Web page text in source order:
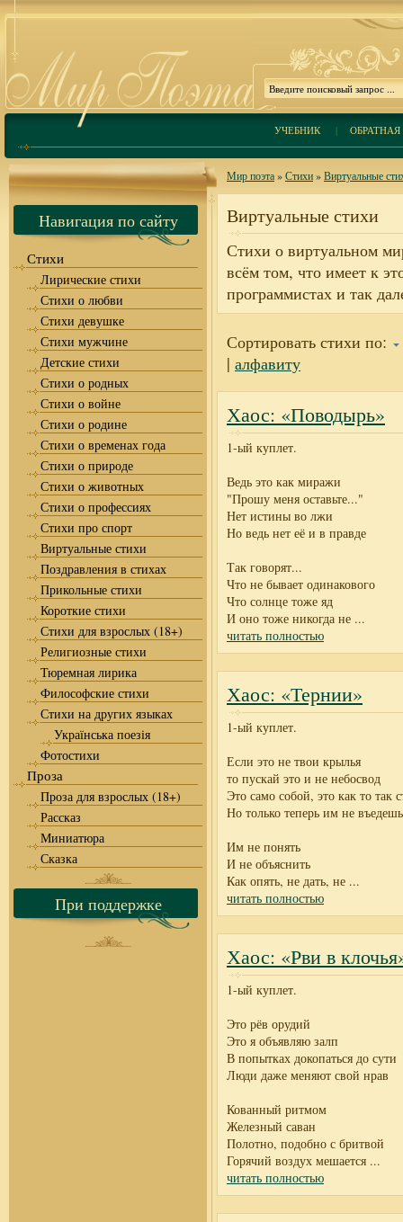
УЧЕБНИК| ОБРАТНАЯ
Навигация по сайту
Стихи
Лирические стихи
Стихи о любви
Стихи девушке
Стихи мужчине
Детские стихи
Стихи о родных
Стихи о войне
Стихи о родине
Стихи о временах года
Стихи о природе
Стихи о животных
Стихи о профессиях
Стихи про спорт
Виртуальные стихи
Поздравления в стихах
Прикольные стихи
Короткие стихи
Стихи для взрослых (18+)
Религиозные стихи
Тюремная лирика
Философские стихи
Стихи на других языках
Українська поезія
Фотостихи
Проза
Проза для взрослых (18+)
Рассказ
Миниатюра
Сказка
При поддержке
Мир поэта»Стихи»Виртуальные
Виртуальные стихи
Стихи о виртуальном
всём том, что имеет к
программистах и так
Сортировать стихи по:
| алфавиту
Хаос: «Поводырь»
1-ый куплет.
Ведь это как миражи
"Прошу меня оставьте..."
Нет истины во лжи
Но ведь нет её и в правде
Так говорят...
Что не бывает одинакового
Что солнце тоже яд
И оно тоже никогда не ...
читать полностью
Хаос: «Тернии»
1-ый куплет.
Если это не твои крылья
то пускай это и не небосвод
Это само собой, это как то так
Но только теперь им не
Им не понять
И не объяснить
Как опять, не дать, не ...
читать полностью
Хаос: «Рви в
1-ый куплет.
Это рёв орудий
Это я объявляю залп
В попытках докопаться до сути
Люди даже меняют свой нрав
Кованный ритмом
Железный саван
Полотно, подобно с бритвой
Горячий воздух мешается ...
читать полностью